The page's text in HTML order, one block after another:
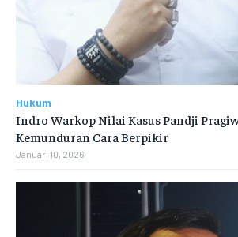
Hukum
Indro Warkop Nilai Kasus Pandji
Kemunduran Cara Berpikir
Januari 10, 2026